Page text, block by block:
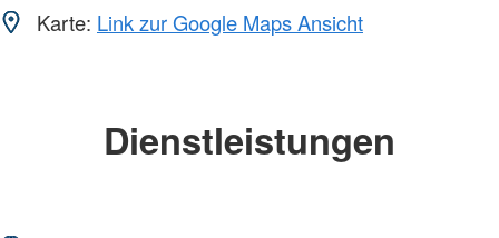
Karte: Link zur Google Maps Ansicht
Dienstleistungen